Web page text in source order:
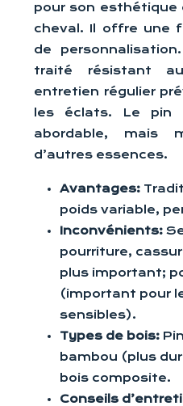
pour son
cheval. Il offre une
de
traité résistant
entretien régulier
les éclats. Le
abordable, mais
d’autres essences.
Avantages:
poids variable,
Inconvénients:
pourriture,
plus important;
(important pour
sensibles).
Types de bois:
bambou (plus
bois composite.
Conseils